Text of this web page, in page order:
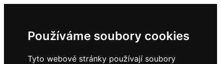
Používáme soubory cookies
Tyto webové stránky používají soubory